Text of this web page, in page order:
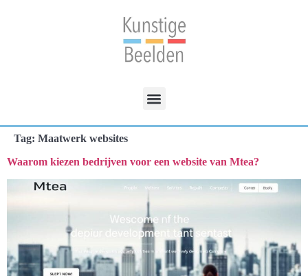
Tag: Maatwerk websites
Waarom kiezen bedrijven voor een website van Mtea?